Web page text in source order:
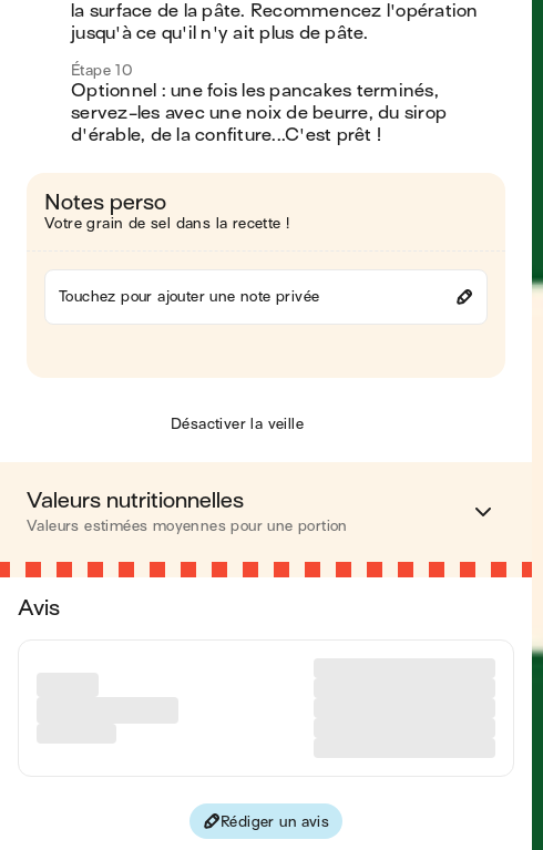
la surface de la pâte. Recommencez l'opération
jusqu'à ce qu'il n'y ait plus de pâte.
Étape 10
Optionnel : une fois les pancakes terminés,
servez-les avec une noix de beurre, du sirop
d'érable, de la confiture...C'est prêt !
Notes perso
Votre grain de sel dans la recette !
Touchez pour ajouter une note privée
Désactiver la veille
Valeurs nutritionnelles
Valeurs estimées moyennes pour une portion
Calories 623 kcal
Les valeurs sont basées sur une estimation moyenne pour une
Avis
Rédiger un avis